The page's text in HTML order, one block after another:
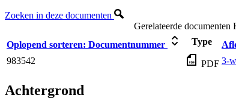
Zoeken in deze documenten
Gerelateerde documenten
Oplopend sorteren: Documentnummer Type
983542
PDF 3-
Achtergrond